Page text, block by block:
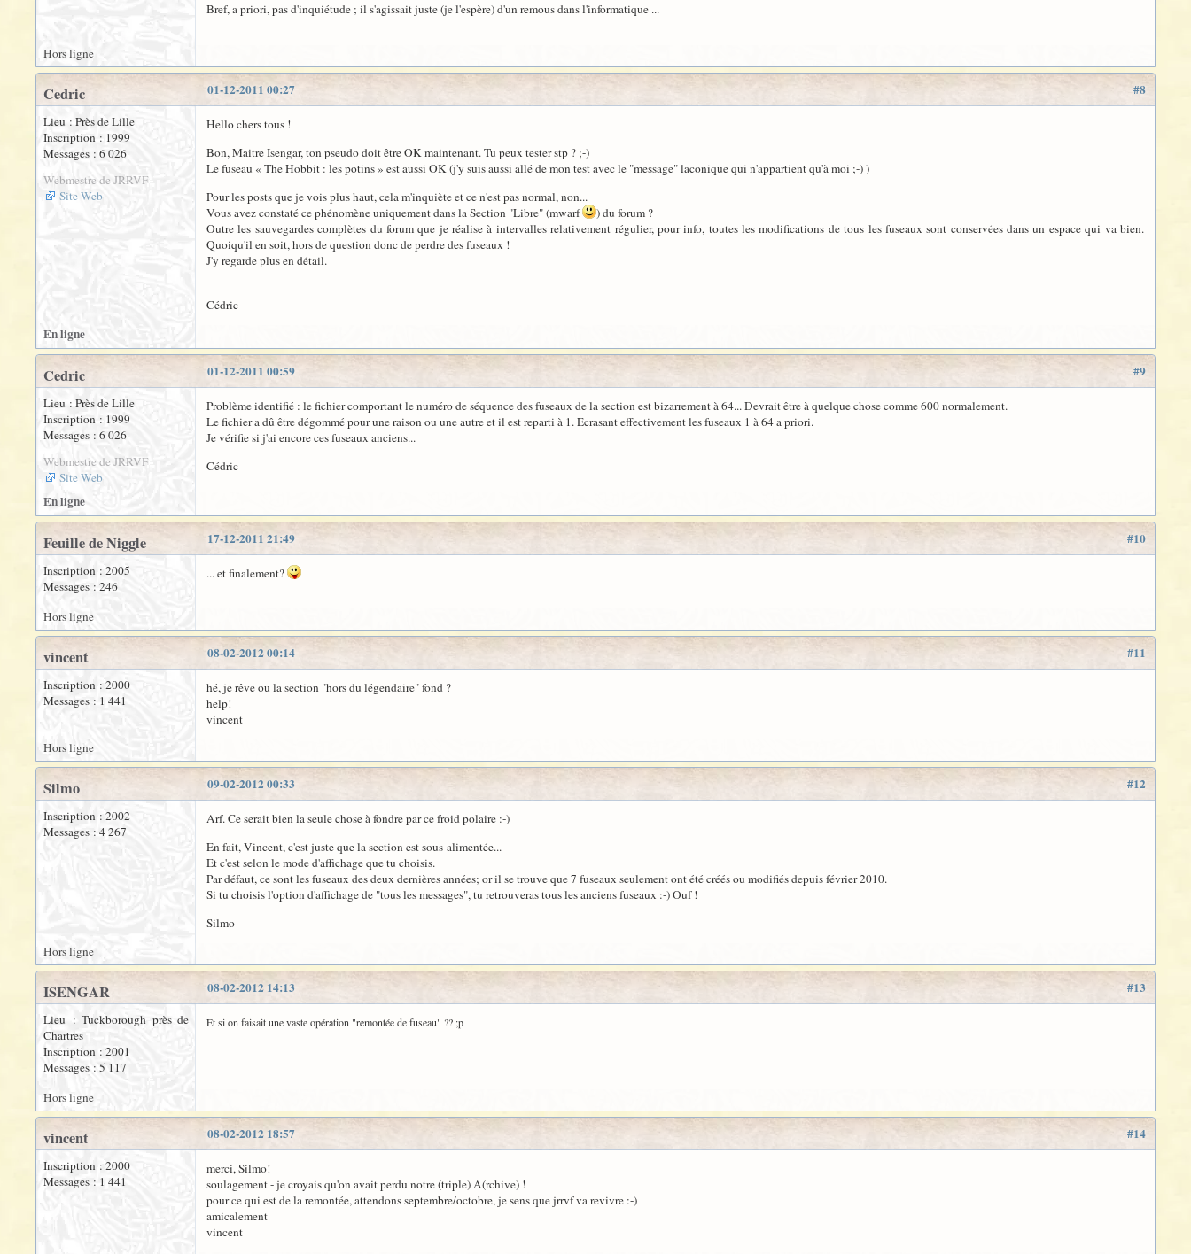
Bref, a priori, pas d'inquiétude ; il s'agissait juste (je l'espère) d'un remous dans l'informatique ...
Hors ligne
#8
01-12-2011 00:27
Cedric
Lieu : Près de Lille
Inscription : 1999
Messages : 6 026
Webmestre de JRRVF
Site Web
Hello chers tous !
Bon, Maitre Isengar, ton pseudo doit être OK maintenant. Tu peux tester stp ? ;-)
Le fuseau « The Hobbit : les potins » est aussi OK (j'y suis aussi allé de mon test avec le "message" laconique qui n'appartient qu'à moi ;-) )
Pour les posts que je vois plus haut, cela m'inquiète et ce n'est pas normal, non...
Vous avez constaté ce phénomène uniquement dans la Section "Libre" (mwarf
) du forum ?
Outre les sauvegardes complètes du forum que je réalise à intervalles relativement régulier, pour info, toutes les modifications de tous les fuseaux sont conservées dans un espace qui va bien.
Quoiqu'il en soit, hors de question donc de perdre des fuseaux !
J'y regarde plus en détail.
Cédric
En ligne
#9
01-12-2011 00:59
Cedric
Lieu : Près de Lille
Inscription : 1999
Messages : 6 026
Webmestre de JRRVF
Site Web
Problème identifié : le fichier comportant le numéro de séquence des fuseaux de la section est bizarrement à 64... Devrait être à quelque chose comme 600 normalement.
Le fichier a dû être dégommé pour une raison ou une autre et il est reparti à 1. Ecrasant effectivement les fuseaux 1 à 64 a priori.
Je vérifie si j'ai encore ces fuseaux anciens...
Cédric
En ligne
#10
17-12-2011 21:49
Feuille de Niggle
Inscription : 2005
Messages : 246
... et finalement?
Hors ligne
#11
08-02-2012 00:14
vincent
Inscription : 2000
Messages : 1 441
hé, je rêve ou la section "hors du légendaire" fond ?
help!
vincent
Hors ligne
#12
09-02-2012 00:33
Silmo
Inscription : 2002
Messages : 4 267
Arf. Ce serait bien la seule chose à fondre par ce froid polaire :-)
En fait, Vincent, c'est juste que la section est sous-alimentée...
Et c'est selon le mode d'affichage que tu choisis.
Par défaut, ce sont les fuseaux des deux dernières années; or il se trouve que 7 fuseaux seulement ont été créés ou modifiés depuis février 2010.
Si tu choisis l'option d'affichage de "tous les messages", tu retrouveras tous les anciens fuseaux :-) Ouf !
Silmo
Hors ligne
#13
08-02-2012 14:13
ISENGAR
Lieu : Tuckborough près de
Chartres
Inscription : 2001
Messages : 5 117
Et si on faisait une vaste opération "remontée de fuseau" ?? ;p
Hors ligne
#14
08-02-2012 18:57
vincent
Inscription : 2000
Messages : 1 441
merci, Silmo!
soulagement - je croyais qu'on avait perdu notre (triple) A(rchive) !
pour ce qui est de la remontée, attendons septembre/octobre, je sens que jrrvf va revivre :-)
amicalement
vincent